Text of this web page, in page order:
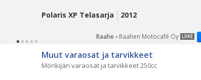
Polaris XP Telasarja 2012
LIIKE
Raahe › Raahen Motocafé Oy
Muut varaosat ja tarvikkeet
Mönkijän varaosat ja tarvikkeet 250cc